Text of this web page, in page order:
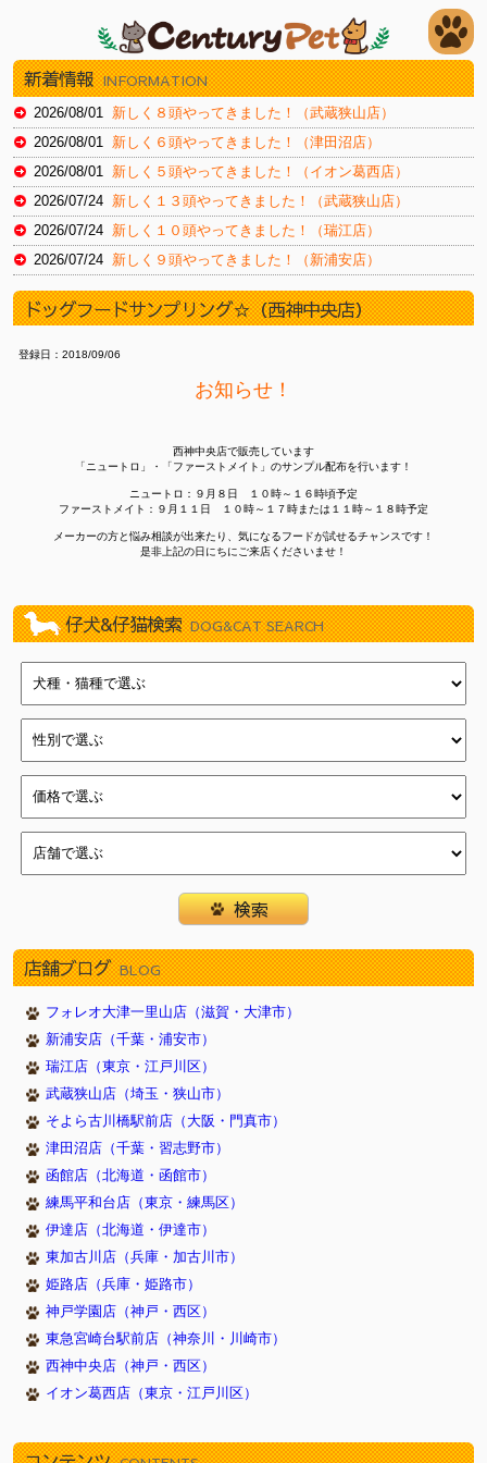
新着情報 INFORMATION
2026/08/01 新しく８頭やってきました！（武蔵狭山店）
2026/08/01 新しく６頭やってきました！（津田沼店）
2026/08/01 新しく５頭やってきました！（イオン葛西店）
2026/07/24 新しく１３頭やってきました！（武蔵狭山店）
2026/07/24 新しく１０頭やってきました！（瑞江店）
2026/07/24 新しく９頭やってきました！（新浦安店）
2026/07/18新しく８頭やってきました！（武蔵狭山店）
2026/07/18新しく８頭やってきました！（津田沼店）
2026/07/18新しく１４頭やってきました！（瑞江店）
新しく８頭やってきました！（津田沼店）
2026/07/03新しく８頭やってきました！（津田沼店）
新しく９頭やってきました！（イオン葛西店）
新しく１１頭やってきました！（武蔵狭山店）
2026/06/27新しく８頭やってきました！（新浦安店）
2026/06/20新しく８頭やってきました！（武蔵狭山店）
2026/06/20新しく１５頭やってきました！（新浦安店）
2026/06/13
2026/06/13新しく７頭やってきました！（イオン葛西店）
2026/06/13
2026/06/06新しく６頭やってきました！（津田沼店）
2026/06/06
2026/06/06新しく１４頭やってきました！（瑞江店）
新しく１１頭やってきました！（武蔵狭山店）
2026/05/30新しく１２頭やってきました！（瑞江店）
2026/05/23
新しく８頭やってきました！（津田沼店）
2026/05/16 新しく１１頭やってきました！（武蔵狭山店）
2026/05/16新しく６頭やってきました！（津田沼店）
2026/05/16 新しく７頭やってきました！（イオン葛西店）
2026/05/09新しく７頭やってきました！（武蔵狭山店）
2026/05/09新しく８頭やってきました！（新浦安店）
2026/05/09新しく８頭やってきました！（イオン葛西店）
2026/05/02新しく９頭やってきました！（武蔵狭山店）
2026/05/02新しく９頭やってきました！（瑞江店）
2026/05/02新しく５頭やってきました！（新浦安店）
2026/04/26新しく９頭やってきました！（武蔵狭山店）
2026/04/26 新しく６頭やってきました！（津田沼店）
ドッグフードサンプリング☆（西神中央店）
登録日：2018/09/06
お知らせ！
西神中央店で販売しています
「ニュートロ」・「ファーストメイト」のサンプル配布を行います！
ニュートロ：９月８日 １０時～１６時頃予定
ファーストメイト：９月１１日 １０時～１７時または１１時～１８時予定
メーカーの方と悩み相談が出来たり、気になるフードが試せるチャンスです！
是非上記の日にちにご来店くださいませ！
仔犬&仔猫検索 DOG&CAT SEARCH
店舗ブログ BLOG
フォレオ大津一里山店（滋賀・大津市）
新浦安店（千葉・浦安市）
瑞江店（東京・江戸川区）
武蔵狭山店（埼玉・狭山市）
そよら古川橋駅前店（大阪・門真市）
津田沼店（千葉・習志野市）
函館店（北海道・函館市）
練馬平和台店（東京・練馬区）
伊達店（北海道・伊達市）
東加古川店（兵庫・加古川市）
姫路店（兵庫・姫路市）
神戸学園店（神戸・西区）
東急宮崎台駅前店（神奈川・川崎市）
西神中央店（神戸・西区）
イオン葛西店（東京・江戸川区）